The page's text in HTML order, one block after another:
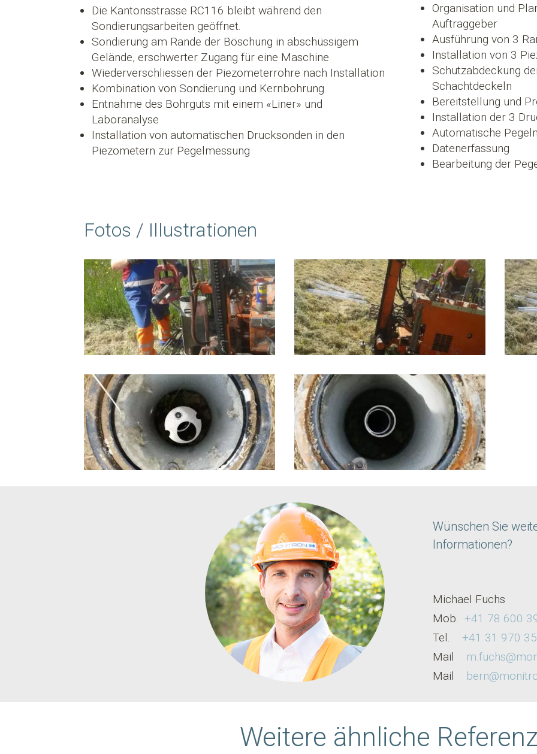
Die Kantonsstrasse RC116 bleibt während den
Sondierungsarbeiten geöffnet.
Sondierung am Rande der Böschung in abschüssigem
Gelände, erschwerter Zugang für eine Maschine
Wiederverschliessen der Piezometerrohre nach Installation
Kombination von Sondierung und Kernbohrung
Entnahme des Bohrguts mit einem «Liner» und
Laboranalyse
Installation von automatischen Drucksonden in den
Piezometern zur Pegelmessung
Organisation und
Auftraggeber
Ausführung von 3
Installation von 3
Schutzabdeckung
Schachtdeckeln
Bereitstellung und
Installation der 3
Automatische
Datenerfassung
Bearbeitung der
Fotos / Illustrationen
Wünschen Sie
Informationen?
Michael Fuchs
Mob. +41 78 600
Tel. +41 31 970
Mail
Mail
Weitere ähnliche